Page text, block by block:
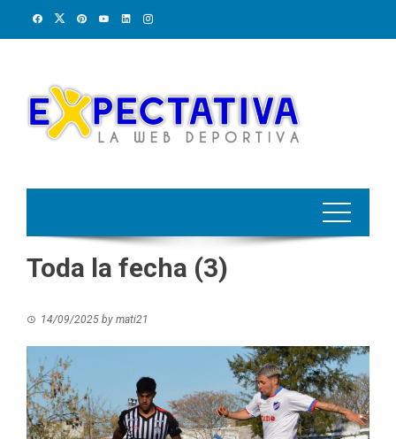
Toda la fecha (3)
14/09/2025 by mati21